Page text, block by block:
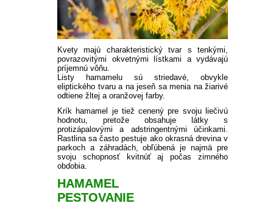
SEMENÁ TRVALIEK
SEMENÁ ZELENINY
LISTOVÁ ZELENINA
PLODOVÁ ZELENINA
KOREŇOVÁ ZELENINA
STRUKOVÁ ZELENINA
SEMENÁ LÚČNYCH KVETOV
BIO SEMENÁ
SUBSTRÁTY A ZEMINY
PLNOKVETÉ
OSTATNÉ
JEDNODUCHÉ KLASICKÉ
OSTATNÉ
BOTANICKÉ
KVITNÚCE NA JESEŇ
VEĽKOKVETÉ
HYACINTY
OKRASNÉ CESNAKY
VYSOKÉ ĽALIE
GLADIOLY
BEGÓNIE
PREVISLÉ
STRAPKATÉ
VEĽKOKVETÉ
OSTATNÉ
ZORNICE
GEORGÍNY
OSTATNÉ
MUŠKÁTY VZPRIAMENÉ
PELARGÓNIE NETRADIČNÉ
VEĽKOKVETÉ PETÚNIE
OVOCIE A ZELENINA
BYLINKY NA BALKÓN
ČREPNÍKOVÉ RASTLINY
ČREPNÍKOVÉ KVETY
BALKÓNOVÉ KVETY NA
PRIAME SLNKO
NEMESIA
BALKÓNOVÉ KVETY
VHODNÉ DO TIEŇA /
POLOTIEŇA
PRÍSLUŠENSTVO K
BALKÓNOVÝM RASTLINÁM
CYPRUŠTEKY
BORIEVKY
OKRASNÉ BOROVICE
OKRASNÉ JEDLE
OKRASNÉ SMREKY
IHLIČNANY NA KMIENKU
TRPASLIČIE IHLIČNANY
OKRASNÉ JAVORY
KVITNÚCE STROMY
STĹPOVITÉ OKRASNÉ
STROMY
OKRASNÉ KRÍKY
OKRASNÉ KRÍKY
VŽDYZELENÉ
OKRASNÉ KRÍKY DO TIEŇA
KVITNÚCE KRÍKY NA SLNKO
KRÍKY KVITNÚCE V LETE
KRÍKY KVITNÚCE V ZIME
POPÍNAVÉ RASTLINY
BREČTANY
VISTÉRIA
PLAMIENKY
KVITNÚCE POPÍNAVÉ
RASTLINY
RUŽE
POPÍNAVÉ RUŽE
ČAJOHYBRIDY
MNOHOKVETÉ RUŽE
STROMČEKOVÉ RUŽE
OKRASNÉ TRÁVY
OKRASNÉ TRÁVY NÍZKE
KOSTRAVA
OSTRICA
OKRASNÉ TRÁVY VYSOKÉ
KORTADÉRIA
TRVALKY
VYSOKÉ TRVALKY
NÍZKE TRVALKY
ŽIVÉ PLOTY
NEOPADAVÝ ŽIVÝ PLOT
HORTENZIE
SKORÉ JAHODY
POLOSKORÉ JAHODY
NESKORÉ JAHODY
STÁLEPLODIACE JAHODY
BIELE A LESNÉ JAHODY
OVOCNÉ DREVINY
JABLONE
LETNÉ JABLONE
ZIMNÉ JABLONE
REZISTENTNÉ JABLONE
STĹPOVITÉ JABLONE
HRUŠKY
ČEREŠŇE A VIŠNE
SLIVKY A RINGLÓTY
MARHULE
BROSKYNE A NEKTARINKY
DROBNÉ OVOCIE
BRUSNICE
ČUČORIEDKY
ČERNICE
EGREŠE
MALINY
NETRADIČNÉ OVOCIE
ARÓNIA
FIGOVNÍK
HURMIKAKI
KIWI
VINIČ
PRIESADY ZELENINY
PRIESADY PARADAJOK
PRIESADY UHORIEK
PRÍSLUŠENSTVO K
ÚŽITKOVEJ ZÁHRADE
AKCIE
ZĽAVA 50 %
ZĽAVA 70 %
ZĽAVA 30 %
ZĽAVA 10 %
Kvety majú charakteristický tvar s tenkými,
povrazovitými okvetnými lístkami a vydávajú
príjemnú vôňu.
Listy hamamelu sú striedavé, obvykle
eliptického tvaru a na jeseň sa menia na žiarivé
odtiene žltej a oranžovej farby.
Krík hamamel je tiež cenený pre svoju liečivú
hodnotu, pretože obsahuje látky s
protizápalovými a adstringentnými účinkami.
Rastlina sa často pestuje ako okrasná drevina v
parkoch a záhradách, obľúbená je najmä pre
svoju schopnosť kvitnúť aj počas zimného
obdobia.
HAMAMEL
PESTOVANIE